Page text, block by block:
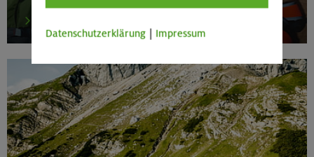
Datenschutzerklärung Impressum